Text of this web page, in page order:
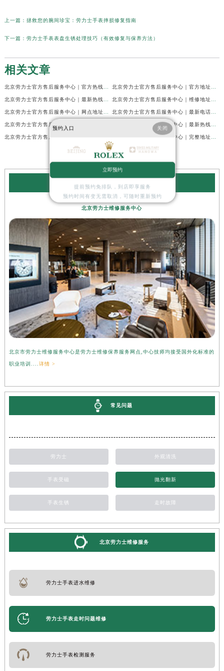
上一篇： 拯救您的腕间珍宝：劳力士手表摔损修复指南
下一篇： 劳力士手表表盘生锈处理技巧（有效修复与保养方法）
相关文章
北京劳力士维修服务中心
北京市劳力士维修服务中心是劳力士维修保养服务网点,中心技师均接受国外化标准的
职业培训.... 详情 >
常见问题
劳力士 外观清洗
手表受磁 抛光翻新
手表生锈 走时故障
北京劳力士维修服务
劳力士手表进水维修
劳力士手表走时问题维修
劳力士手表检测服务
预约入口 关闭
立即预约
提前预约免排队，到店即享服务
预约时间有变无需取消，可随时重新预约